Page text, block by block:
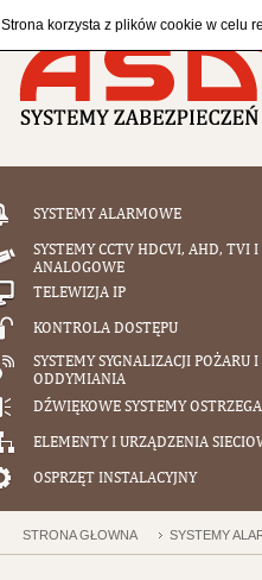
SYSTEMY ALARMOWE
SYSTEMY CCTV HDCVI, AHD, TVI I
ANALOGOWE
TELEWIZJA IP
KONTROLA DOSTĘPU
SYSTEMY SYGNALIZACJI POŻARU I
ODDYMIANIA
DŹWIĘKOWE SYSTEMY
ELEMENTY I URZĄDZENIA
OSPRZĘT INSTALACYJNY
STRONA GŁÓWNA SYSTEMY
Strona korzysta z plików cookie w celu